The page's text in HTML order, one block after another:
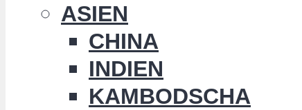
ASIEN
CHINA
INDIEN
KAMBODSCHA